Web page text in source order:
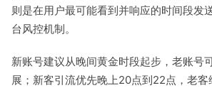
则是在用户最可能看到并响应的时间段发
台风控机制。
新账号建议从晚间黄金时段起步，老账号
展；新客引流优先晚上20点到22点，老客